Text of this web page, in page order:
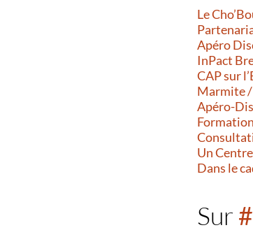
Le
Apéro
InPact
CAP sur
Marmite
Apéro-
Un
Dans le
Sur